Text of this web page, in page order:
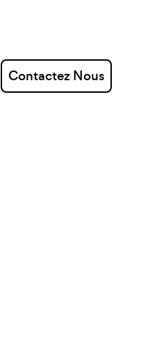
Contactez Nous